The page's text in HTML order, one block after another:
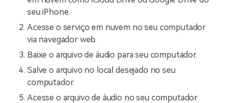
seu iPhone.
Acesse o serviço em nuvem no seu computador
via navegador web.
Baixe o arquivo de áudio para seu computador.
Salve o arquivo no local desejado no seu
computador.
Acesse o arquivo de áudio no seu computador